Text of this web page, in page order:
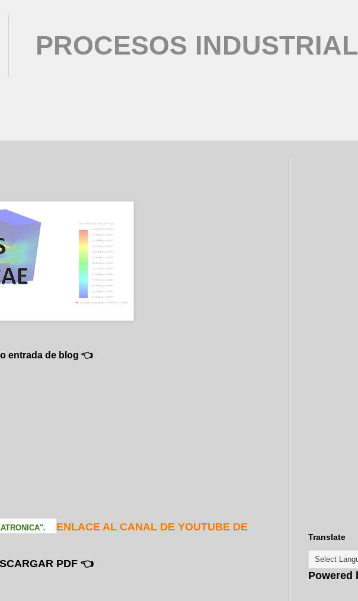
PROCESOS
entrada de blog 👈
ENLACE AL CANAL DE YOUTUBE DE
PDF 👈
Translate
Powered